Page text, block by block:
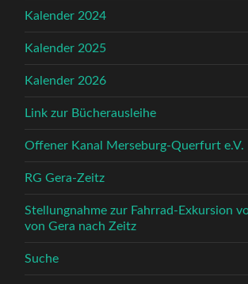
Kalender 2024
Kalender 2025
Kalender 2026
Link zur Bücherausleihe
Offener Kanal Merseburg-Querfurt e.V.
RG Gera-Zeitz
Stellungnahme zur Fahrrad-Exkursion
von Gera nach Zeitz
Suche